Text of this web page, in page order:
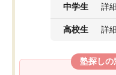
中学生 詳
高校生 詳
塾探しの